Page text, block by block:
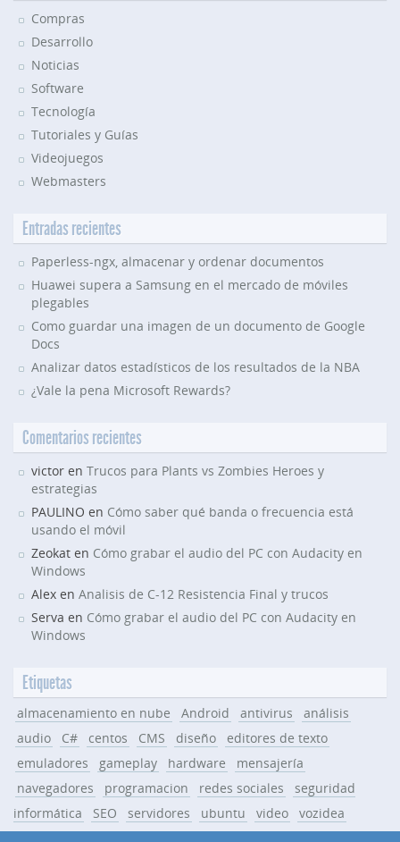
Compras
Desarrollo
Noticias
Software
Tecnología
Tutoriales y Guías
Videojuegos
Webmasters
Entradas recientes
Paperless-ngx, almacenar y ordenar documentos
Huawei supera a Samsung en el mercado de móviles
plegables
Como guardar una imagen de un documento de Google
Docs
Analizar datos estadísticos de los resultados de la NBA
¿Vale la pena Microsoft Rewards?
Comentarios recientes
victor en Trucos para Plants vs Zombies Heroes y
estrategias
PAULINO en Cómo saber qué banda o frecuencia está
usando el móvil
Zeokat en Cómo grabar el audio del PC con Audacity en
Windows
Alex en Analisis de C-12 Resistencia Final y trucos
Serva en Cómo grabar el audio del PC con Audacity en
Windows
Etiquetas
almacenamiento en nube Android antivirus
análisis
audio
C# centos CMS diseño
editores de texto
emuladores
gameplay hardware
mensajería
navegadores
programacion redes sociales
seguridad
informática
SEO servidores ubuntu video
vozidea